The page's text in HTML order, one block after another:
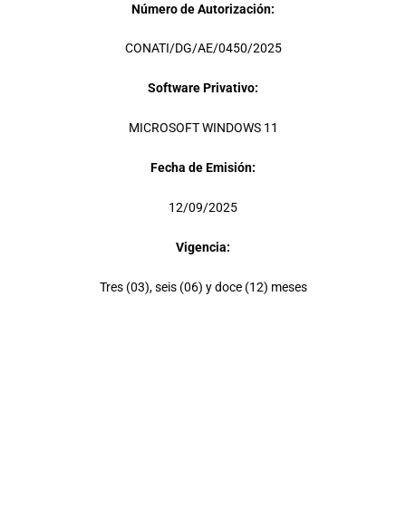
Número de Autorización:
CONATI/DG/AE/0450/2025
Software Privativo:
MICROSOFT WINDOWS 11
Fecha de Emisión:
12/09/2025
Vigencia:
Tres (03), seis (06) y doce (12) meses